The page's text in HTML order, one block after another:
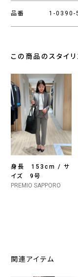
品番 1-0390-
この商品のスタイリ
身長 153cm / サ
イズ 9号
PREMIO SAPPORO
関連アイテム